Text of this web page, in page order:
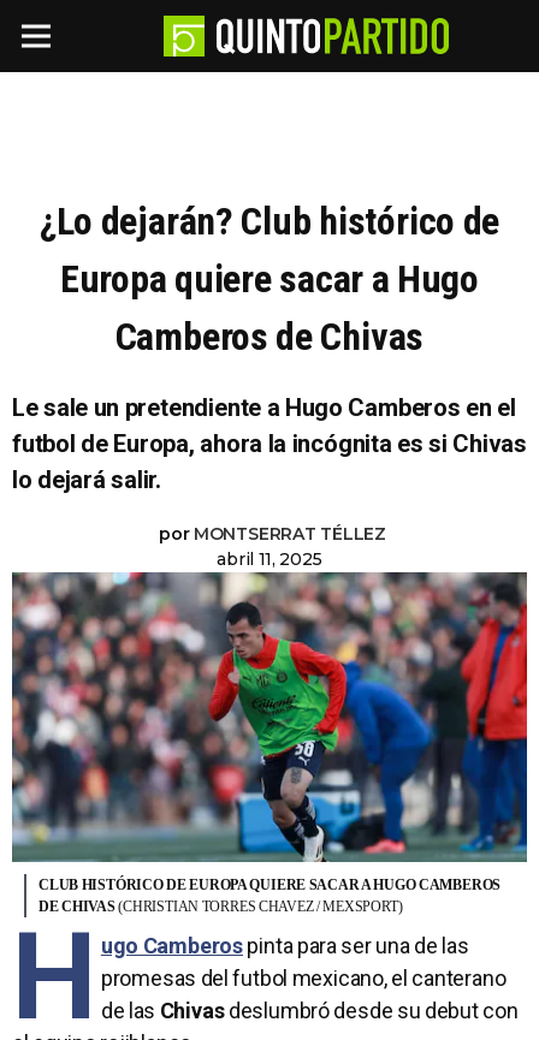
¿Lo dejarán? Club histórico de
Europa quiere sacar a Hugo
Camberos de Chivas
Le sale un pretendiente a Hugo Camberos en el
futbol de Europa, ahora la incógnita es si Chivas
lo dejará salir.
por MONTSERRAT TÉLLEZ
abril 11, 2025
CLUB HISTÓRICO DE EUROPA QUIERE SACAR A HUGO CAMBEROS
DE CHIVAS(CHRISTIAN TORRES CHAVEZ / MEXSPORT)
H ugo Camberospinta para ser una de las
promesas del futbol mexicano, el canterano
de las Chivasdeslumbró desde su debut con